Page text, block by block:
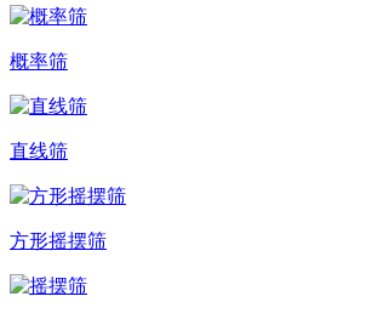
概率筛
直线筛
方形摇摆筛